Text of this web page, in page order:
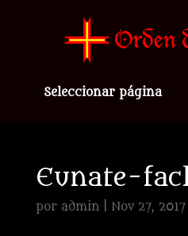
Seleccionar página
Eunate-
por admin Nov 27, 2017